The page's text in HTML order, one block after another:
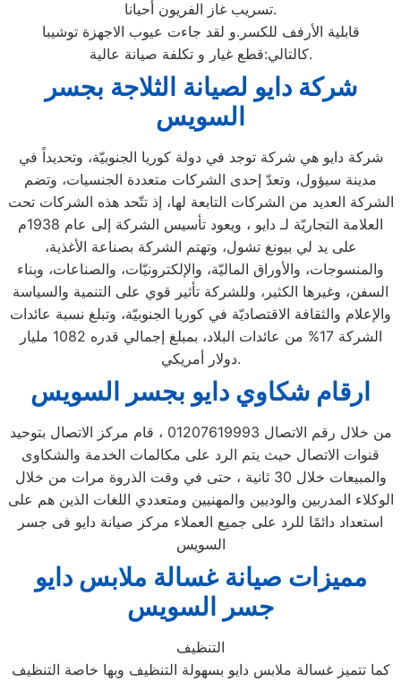
تسريب غاز الفريون أحيانا.
قابلية الأرفف للكسر.و لقد جاءت عيوب الاجهزة توشيبا
كالتالي:قطع غيار و تكلفة صيانة عالية.
شركة دايو لصيانة الثلاجة بجسر
السويس
شركة دايو هي شركة توجد في دولة كوريا الجنوبيّة، وتحديداً في
مدينة سيؤول، وتعدّ إحدى الشركات متعددة الجنسيات، وتضم
الشركة العديد من الشركات التابعة لها، إذ تتّحد هذه الشركات تحت
العلامة التجاريّة لـ دايو ، ويعود تأسيس الشركة إلى عام 1938م
على يد لي بيونغ تشول، وتهتم الشركة بصناعة الأغذية،
والمنسوجات، والأوراق الماليّة، والإلكترونيّات، والصناعات، وبناء
السفن، وغيرها الكثير، وللشركة تأثير قوي على التنمية والسياسة
والإعلام والثقافة الاقتصاديّة في كوريا الجنوبيّة، وتبلغ نسبة عائدات
الشركة 17% من عائدات البلاد، بمبلغ إجمالي قدره 1082 مليار
دولار أمريكي.
ارقام شكاوي دايو بجسر السويس
من خلال رقم الاتصال 01207619993 ، قام مركز الاتصال بتوحيد
قنوات الاتصال حيث يتم الرد على مكالمات الخدمة والشكاوى
والمبيعات خلال 30 ثانية ، حتى في وقت الذروة مرات من خلال
الوكلاء المدربين والوديين والمهنيين ومتعددي اللغات الذين هم على
استعداد دائمًا للرد على جميع العملاء مركز صيانة دايو فى جسر
السويس
مميزات صيانة غسالة ملابس دايو
جسر السويس
التنظيف
كما تتميز غسالة ملابس دايو بسهولة التنظيف وبها خاصة التنظيف